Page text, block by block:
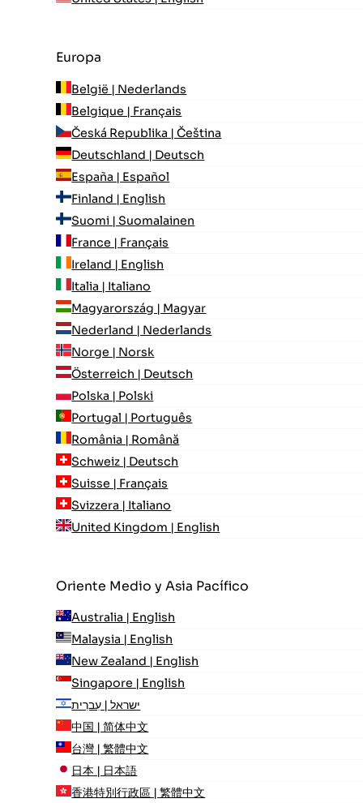
Europa
België | Nederlands
Belgique | Français
Česká Republika | Čeština
Deutschland | Deutsch
España | Español
Finland | English
Suomi | Suomalainen
France | Français
Ireland | English
Italia | Italiano
Magyarország | Magyar
Nederland | Nederlands
Norge | Norsk
Österreich | Deutsch
Polska | Polski
Portugal | Português
România | Română
Schweiz | Deutsch
Suisse | Français
Svizzera | Italiano
United Kingdom | English
Oriente Medio y Asia Pacífico
Australia | English
Malaysia | English
New Zealand | English
Singapore | English
ישראל | עִברִית
中国 | 简体中文
台灣 | 繁體中文
日本 | 日本語
香港特別行政區 | 繁體中文